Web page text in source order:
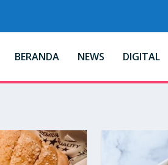
BERANDA NEWS DIGITAL